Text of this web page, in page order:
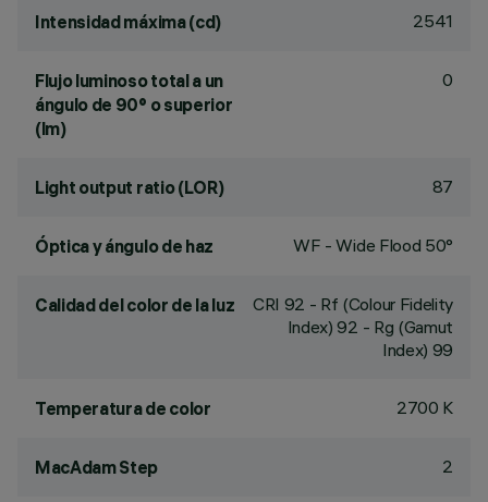
Intensidad máxima (cd) 2541
Flujo luminoso total a un
ángulo de 90° o superior
(lm)
0
Light output ratio (LOR) 87
Óptica y ángulo de haz WF - Wide Flood 50°
Calidad del color de la luz CRI 92 - Rf (Colour Fidelity
Index) 92 - Rg (Gamut
Index) 99
Temperatura de color 2700 K
MacAdam Step 2